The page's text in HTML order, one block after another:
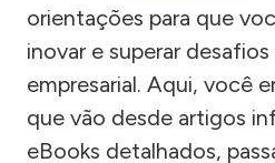
orientações para que
inovar e superar
empresarial. Aqui, você
que vão desde artigos
eBooks detalhados,